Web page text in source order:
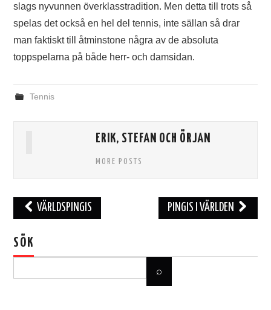
slags nyvunnen överklasstradition. Men detta till trots så
spelas det också en hel del tennis, inte sällan så drar
man faktiskt till åtminstone några av de absoluta
toppspelarna på både herr- och damsidan.
Tennis
ERIK, STEFAN OCH ÖRJAN
MORE POSTS
VÄRLDSPINGIS PINGIS I VÄRLDEN
SÖK